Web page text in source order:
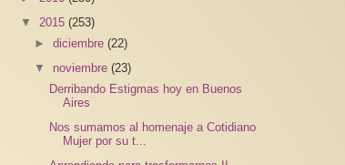
▼ 2015 (253)
►diciembre(22)
▼ noviembre(23)
Derribando Estigmas hoy en Buenos
Aires
Nos sumamos al homenaje a Cotidiano
Mujer por su t...